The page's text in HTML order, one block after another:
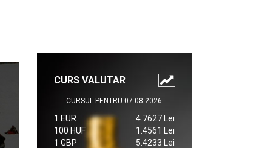
CURS VALUTAR
CURSUL PENTRU 07.08.2026
1 EUR
4.7627 Lei
100 HUF
1.4561 Lei
1 GBP
5.4233 Lei